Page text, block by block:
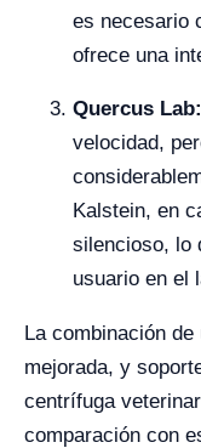
es necesario
ofrece una
Quercus Lab:
velocidad,
Kalstein, en
silencioso, lo
usuario en el
La combinación
mejorada, y
centrífuga
comparación con